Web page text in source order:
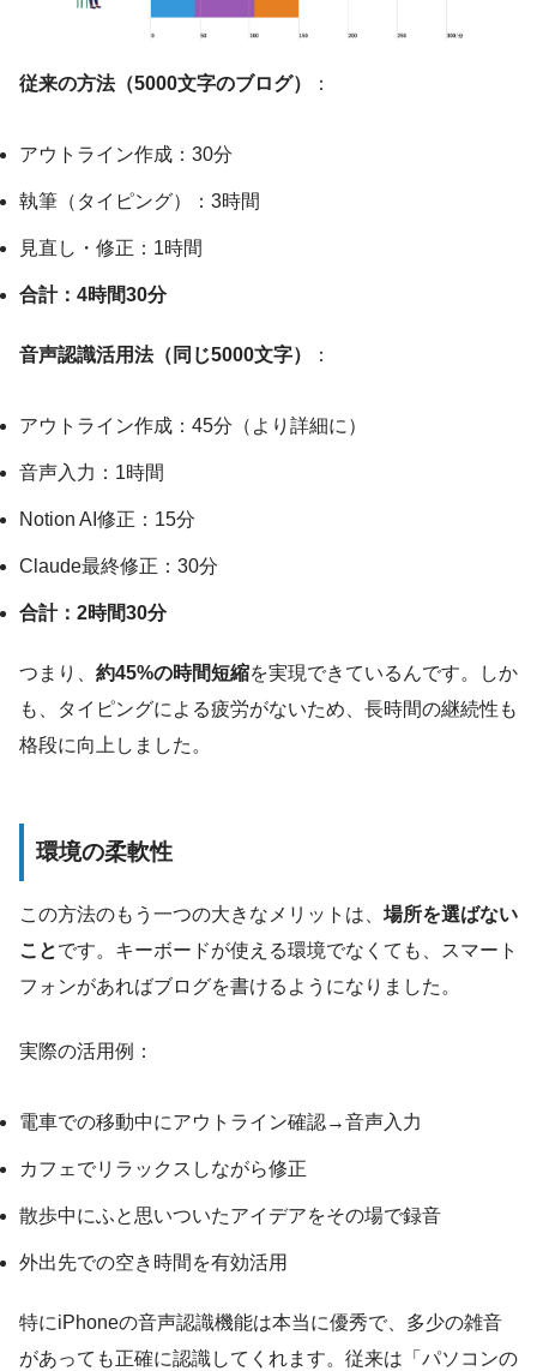
従来の方法（5000文字のブログ） ：
アウトライン作成：30分
執筆（タイピング）：3時間
見直し・修正：1時間
合計：4時間30分
音声認識活用法（同じ5000文字） ：
アウトライン作成：45分（より詳細に）
音声入力：1時間
Notion AI修正：15分
Claude最終修正：30分
合計：2時間30分
つまり、 約45%の時間短縮を実現できているんです。しか
も、タイピングによる疲労がないため、長時間の継続性も
格段に向上しました。
環境の柔軟性
この方法のもう一つの大きなメリットは、 場所を選ばない
ことです。キーボードが使える環境でなくても、スマート
フォンがあればブログを書けるようになりました。
実際の活用例：
電車での移動中にアウトライン確認→音声入力
カフェでリラックスしながら修正
散歩中にふと思いついたアイデアをその場で録音
外出先での空き時間を有効活用
特にiPhoneの音声認識機能は本当に優秀で、多少の雑音
があっても正確に認識してくれます。従来は「パソコンの